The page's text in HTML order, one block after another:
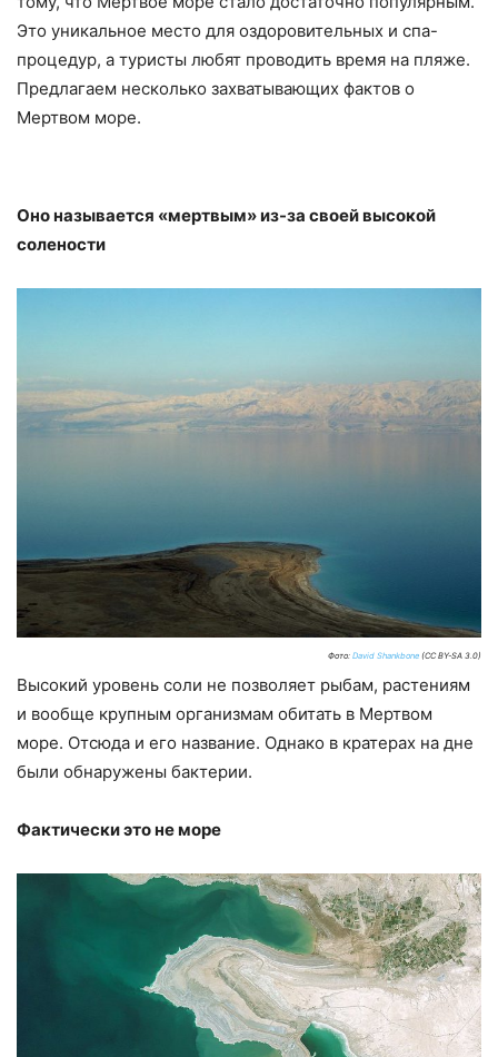
Это уникальное место для оздоровительных и спа-
процедур, а туристы любят проводить время на пляже.
Предлагаем несколько захватывающих фактов о
Мертвом море.
Оно называется «мертвым» из-за своей высокой
солености
Фото: David Shankbone (CC BY-SA 3.0)
Высокий уровень соли не позволяет рыбам, растениям
и вообще крупным организмам обитать в Мертвом
море. Отсюда и его название. Однако в кратерах на дне
были обнаружены бактерии.
Фактически это не море